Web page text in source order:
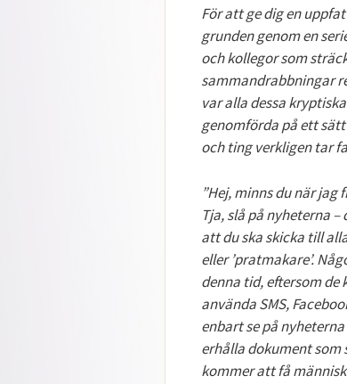
För att ge dig en
grunden genom en
och kollegor som
sammandrabbningar
var alla dessa
genomförda på ett
och ting verkligen tar
”Hej, minns du när
Tja, slå på nyheterna
att du ska skicka till
eller ’pratmakare’.
denna tid, eftersom
använda SMS,
enbart se på
erhålla dokument som
kommer att få